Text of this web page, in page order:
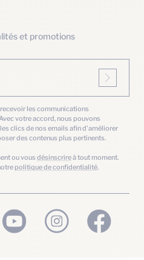
et promotions
les communications
votre accord, nous pouvons
clics de nos emails afin d'améliorer
des contenus plus pertinents.
ou vous désinscrireà tout moment.
politique de confidentialité.